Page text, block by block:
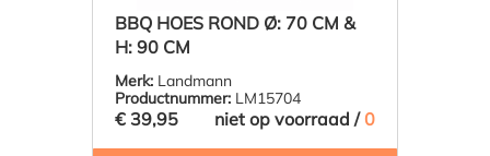
BBQ HOES ROND Ø: 70 CM &
H: 90 CM
Merk: Landmann
Productnummer: LM15704
€ 39,95 niet op voorraad /0